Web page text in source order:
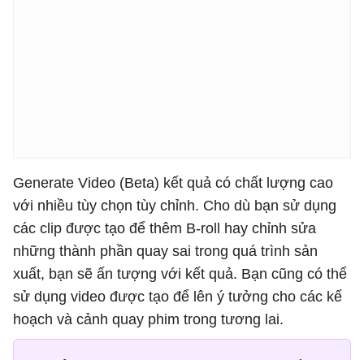
Generate Video (Beta) kết quả có chất lượng cao
với nhiều tùy chọn tùy chỉnh. Cho dù bạn sử dụng
các clip được tạo để thêm B-roll hay chỉnh sửa
những thành phần quay sai trong quá trình sản
xuất, bạn sẽ ấn tượng với kết quả. Bạn cũng có thể
sử dụng video được tạo để lên ý tưởng cho các kế
hoạch và cảnh quay phim trong tương lai.